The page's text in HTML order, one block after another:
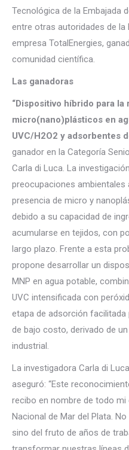
Tecnológica de la Embajada
entre otras autoridades de la
empresa TotalEnergies,
comunidad científica.
Las ganadoras
“Dispositivo híbrido para la
micro(nano)plásticos en
UVC/H2O2 y adsorbentes
ganador en la Categoría
Carla di Luca. La
preocupaciones ambientales
presencia de micro y
debido a su capacidad de
acumularse en tejidos, con
largo plazo. Frente a esta
propone desarrollar un
MNP en agua potable,
UVC intensificada con
etapa de adsorción
de bajo costo, derivado de
industrial.
La investigadora Carla di
aseguró: “Este
recibo en nombre de todo mi
Nacional de Mar del Plata.
sino del fruto de años de